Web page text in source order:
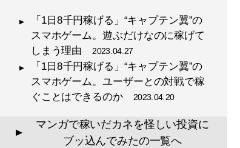
「1日8千円稼げる」“キャプテン翼”の
スマホゲーム。遊ぶだけなのに稼げて
しまう理由 2023.04.27
「1日8千円稼げる」“キャプテン翼”の
スマホゲーム。ユーザーとの対戦で稼
ぐことはできるのか 2023.04.20
▲
マンガで稼いだカネを怪しい投資に
ブッ込んでみたの一覧へ